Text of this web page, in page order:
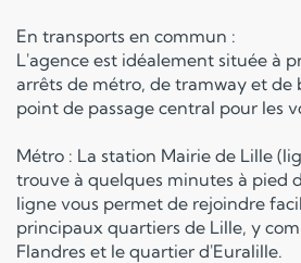
En transports en commun :
L'agence est idéalement située à
arrêts de métro, de tramway et de
point de passage central pour les
Métro : La station Mairie de Lille
trouve à quelques minutes à pied
ligne vous permet de rejoindre
principaux quartiers de Lille, y
Flandres et le quartier d'Euralille.